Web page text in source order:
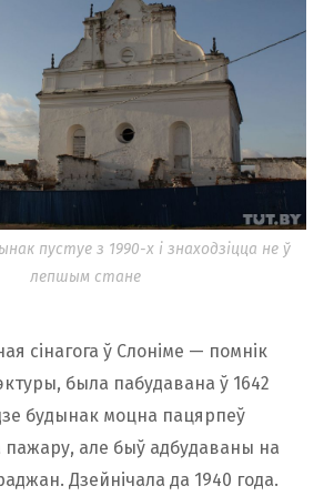
пустуе з 1990-х і знаходзіцца не ў
лепшым стане
сінагога ў Слоніме — помнік
была пабудавана ў 1642
будынак моцна пацярпеў
пажару, але быў адбудаваны на
Дзейнічала да 1940 года.